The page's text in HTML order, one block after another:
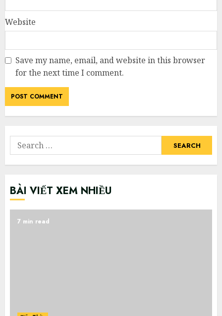
Website
Save my name, email, and website in this browser
for the next time I comment.
Search
for:
BÀI VIẾT XEM NHIỀU
7 min read